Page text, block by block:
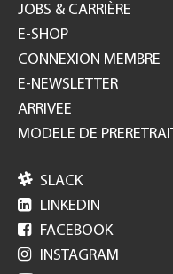
JOBS & CARRIÈRE
E-SHOP
CONNEXION MEMBRE
E-NEWSLETTER
ARRIVEE
MODELE DE
 SLACK
 LINKEDIN
 FACEBOOK
 INSTAGRAM